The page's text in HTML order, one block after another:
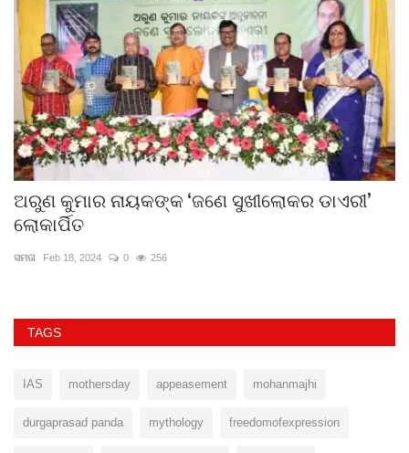
ଅରୁଣ କୁମାର ନାୟକଙ୍କ ‘ଜଣେ ସୁଖୀଲୋକର ଡାଏରୀ’
ଲୋକାର୍ପିତ
ସମତା Feb 18, 2024 0 256
TAGS
IAS mothersday appeasement mohanmajhi
durgaprasad panda mythology freedomofexpression